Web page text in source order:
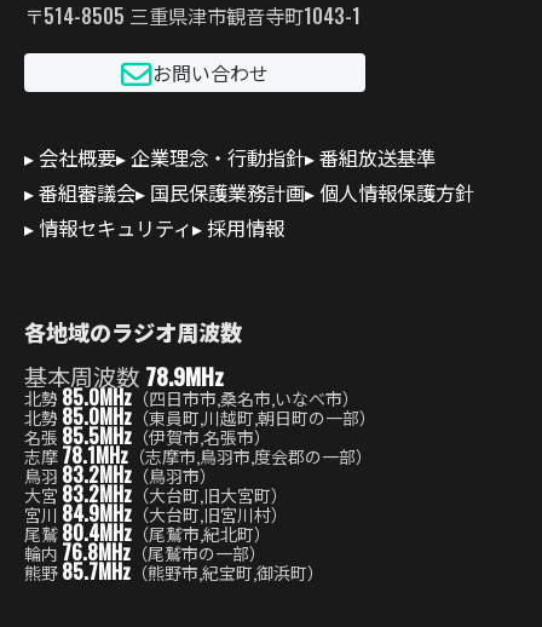
〒514-8505 三重県津市観音寺町1043-1
お問い合わせ
会社概要 企業理念・行動指針 番組放送基準
番組審議会 国民保護業務計画 個人情報保護方針
情報セキュリティ
採用情報
各地域のラジオ周波数
基本周波数 78.9MHz
北勢 85.0MHz （四日市市,桑名市,いなべ市）
北勢 85.0MHz （東員町,川越町,朝日町の一部）
名張 85.5MHz （伊賀市,名張市）
志摩78.1MHz （志摩市,鳥羽市,度会郡の一部）
鳥羽 83.2MHz （鳥羽市）
大宮 83.2MHz （大台町,旧大宮町）
宮川 84.9MHz （大台町,旧宮川村）
尾鷲80.4MHz （尾鷲市,紀北町）
輪内 76.8MHz （尾鷲市の一部）
熊野85.7MHz （熊野市,紀宝町,御浜町）